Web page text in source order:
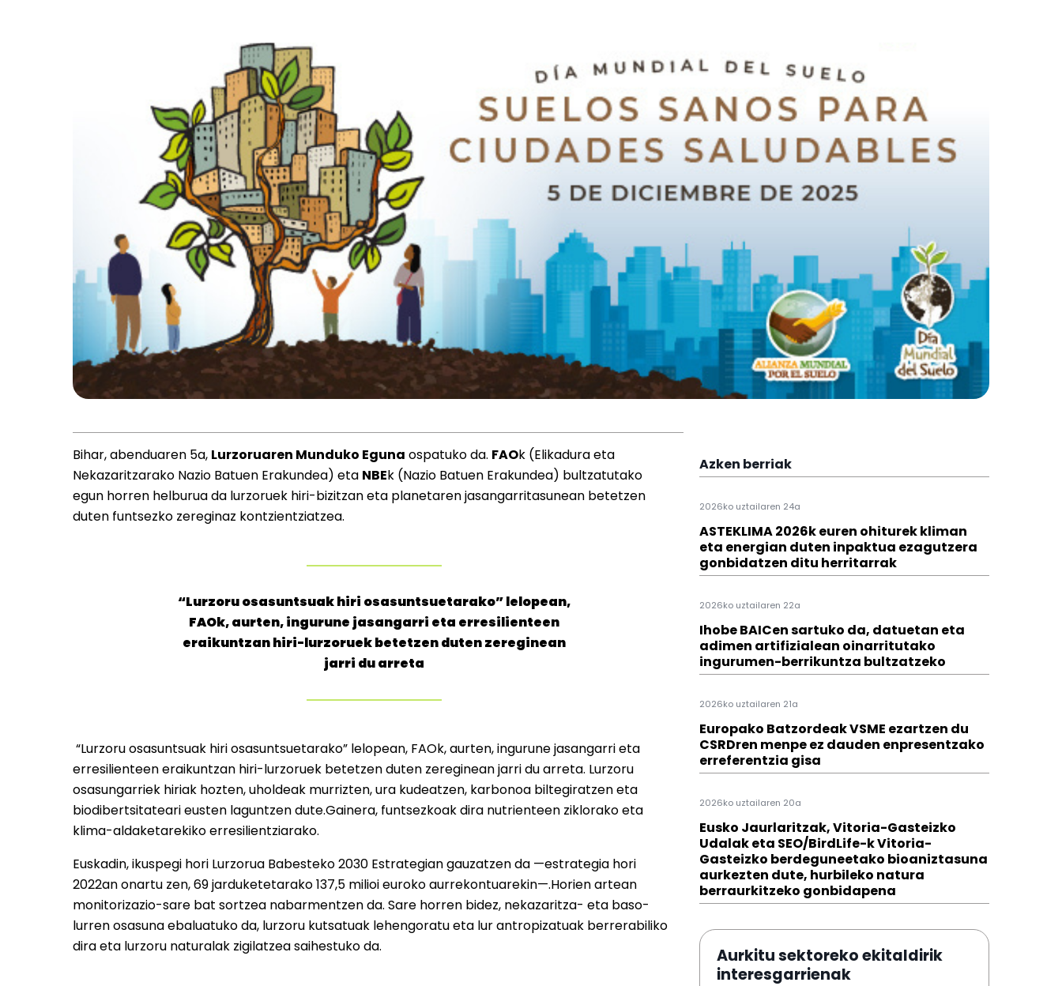
Bihar, abenduaren 5a, Lurzoruaren Munduko Eguna ospatuko da. FAOk (Elikadura eta
Nekazaritzarako Nazio Batuen Erakundea) eta NBEk (Nazio Batuen Erakundea) bultzatutako
egun horren helburua da lurzoruek hiri-bizitzan eta planetaren jasangarritasunean betetzen
duten funtsezko zereginaz kontzientziatzea.
“Lurzoru osasuntsuak hiri osasuntsuetarako” lelopean,
FAOk, aurten, ingurune jasangarri eta erresilienteen
eraikuntzan hiri-lurzoruek betetzen duten zereginean
jarri du arreta
“Lurzoru osasuntsuak hiri osasuntsuetarako” lelopean, FAOk, aurten, ingurune jasangarri eta
erresilienteen eraikuntzan hiri-lurzoruek betetzen duten zereginean jarri du arreta. Lurzoru
osasungarriek hiriak hozten, uholdeak murrizten, ura kudeatzen, karbonoa biltegiratzen eta
biodibertsitateari eusten laguntzen dute.Gainera, funtsezkoak dira nutrienteen ziklorako eta
klima-aldaketarekiko erresilientziarako.
Euskadin, ikuspegi hori Lurzorua Babesteko 2030 Estrategian gauzatzen da —estrategia hori
2022an onartu zen, 69 jarduketetarako 137,5 milioi euroko aurrekontuarekin—.Horien artean
monitorizazio-sare bat sortzea nabarmentzen da. Sare horren bidez, nekazaritza- eta baso-
lurren osasuna ebaluatuko da, lurzoru kutsatuak lehengoratu eta lur antropizatuak berrerabiliko
dira eta lurzoru naturalak zigilatzea saihestuko da.
Azken berriak
2026ko uztailaren 24a
ASTEKLIMA 2026k euren ohiturek kliman
eta energian duten inpaktua ezagutzera
gonbidatzen ditu herritarrak
2026ko uztailaren 22a
Ihobe BAICen sartuko da, datuetan eta
adimen artifizialean oinarritutako
ingurumen-berrikuntza bultzatzeko
2026ko uztailaren 21a
Europako Batzordeak VSME ezartzen du
CSRDren menpe ez dauden enpresentzako
erreferentzia gisa
2026ko uztailaren 20a
Eusko Jaurlaritzak, Vitoria-Gasteizko
Udalak eta SEO/BirdLife-k Vitoria-
Gasteizko berdeguneetako bioaniztasuna
aurkezten dute, hurbileko natura
berraurkitzeko gonbidapena
Aurkitu sektoreko ekitaldirik
interesgarrienak